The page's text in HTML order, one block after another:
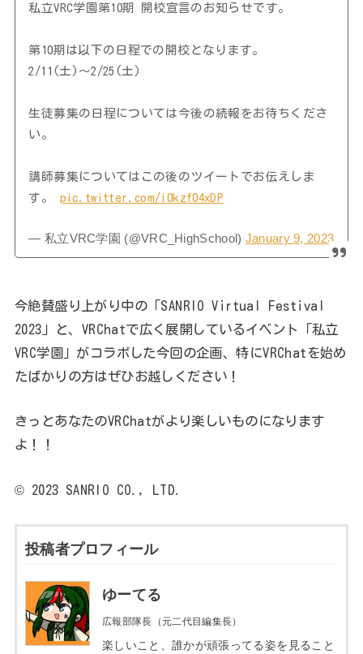
私立VRC学園第10期 開校宣言のお知らせです。
第10期は以下の日程での開校となります。
2/11(土)～2/25(土)
生徒募集の日程については今後の続報をお待ちくださ
い。
講師募集についてはこの後のツイートでお伝えしま
す。 pic.twitter.com/i0kzf04xDP
— 私立VRC学園 (@VRC_HighSchool) January 9, 2023
今絶賛盛り上がり中の「SANRIO Virtual Festival
2023」と、VRChatで広く展開しているイベント「私立
VRC学園」がコラボした今回の企画、特にVRChatを始め
たばかりの方はぜひお越しください！
きっとあなたのVRChatがより楽しいものになります
よ！！
©︎ 2023 SANRIO CO., LTD.
投稿者プロフィール
ゆーてる
広報部隊長（元二代目編集長）
楽しいこと、誰かが頑張ってる姿を見ること